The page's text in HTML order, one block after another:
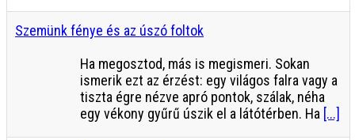
Szemünk fénye és az úszó foltok
Ha megosztod, más is megismeri. Sokan
ismerik ezt az érzést: egy világos falra vagy a
tiszta égre nézve apró pontok, szálak, néha
egy vékony gyűrű úszik el a látótérben. Ha [...]